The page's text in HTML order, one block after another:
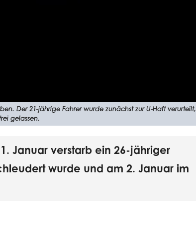
Der 21-jährige Fahrer wurde zunächst zur U-Haft verurteilt,
gelassen.
Januar verstarb ein 26-jähriger
wurde und am 2. Januar im